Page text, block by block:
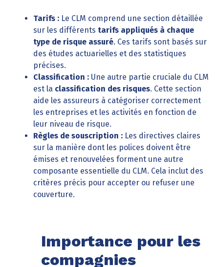
Tarifs : Le CLM comprend une section détaillée
sur les différents tarifs appliqués à chaque
type de risque assuré. Ces tarifs sont basés sur
des études actuarielles et des statistiques
précises.
Classification : Une autre partie cruciale du CLM
est la classification des risques. Cette section
aide les assureurs à catégoriser correctement
les entreprises et les activités en fonction de
leur niveau de risque.
Règles de souscription : Les directives claires
sur la manière dont les polices doivent être
émises et renouvelées forment une autre
composante essentielle du CLM. Cela inclut des
critères précis pour accepter ou refuser une
couverture.
Importance pour les
compagnies